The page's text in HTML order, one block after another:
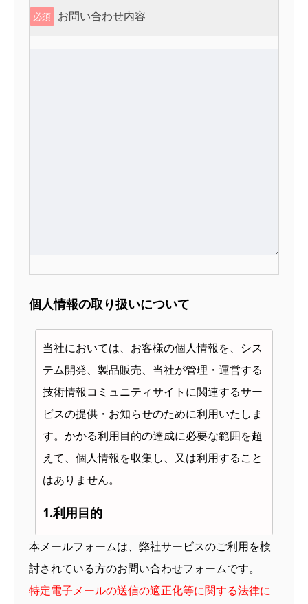
必須 お問い合わせ内容
個人情報の取り扱いについて
当社においては、お客様の個人情報を、シス
テム開発、製品販売、当社が管理・運営する
技術情報コミュニティサイトに関連するサー
ビスの提供・お知らせのために利用いたしま
す。かかる利用目的の達成に必要な範囲を超
えて、個人情報を収集し、又は利用すること
はありません。
1.利用目的
当社が取得する個人情報の利用目的として、
以下のとおり公表します。なお、個別に利用
目的を通知または公表する場合には、当該利
本メールフォームは、弊社サービスのご利用を検
討されている方のお問い合わせフォームです。
特定電子メールの送信の適正化等に関する法律に